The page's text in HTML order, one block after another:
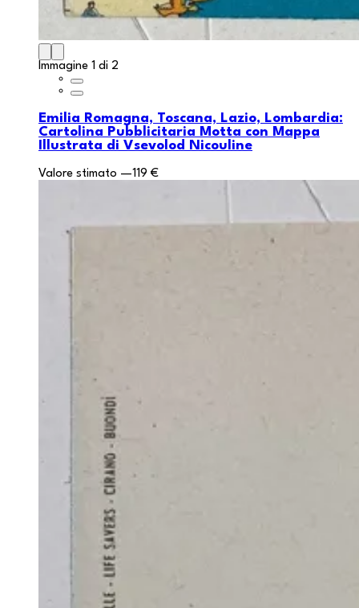
Immagine 1 di 2
Emilia Romagna, Toscana, Lazio, Lombardia:
Cartolina Pubblicitaria Motta con Mappa
Illustrata di Vsevolod Nicouline
Valore stimato —119 €